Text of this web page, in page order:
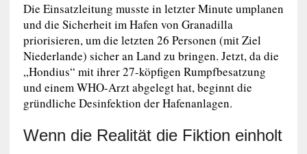
Die Einsatzleitung musste in letzter Minute umplanen
und die Sicherheit im Hafen von Granadilla
priorisieren, um die letzten 26 Personen (mit Ziel
Niederlande) sicher an Land zu bringen. Jetzt, da die
„Hondius“ mit ihrer 27-köpfigen Rumpfbesatzung
und einem WHO-Arzt abgelegt hat, beginnt die
gründliche Desinfektion der Hafenanlagen.
Wenn die Realität die Fiktion einholt